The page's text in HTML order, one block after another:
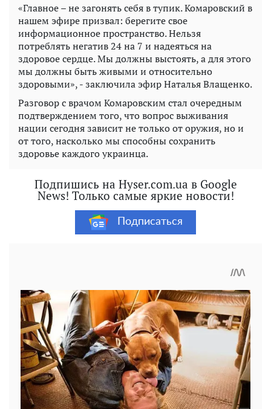
«Главное – не загонять себя в тупик. Комаровский в
нашем эфире призвал: берегите свое
информационное пространство. Нельзя
потреблять негатив 24 на 7 и надеяться на
здоровое сердце. Мы должны выстоять, а для этого
мы должны быть живыми и относительно
здоровыми», - заключила эфир Наталья Влащенко.
Разговор с врачом Комаровским стал очередным
подтверждением того, что вопрос выживания
нации сегодня зависит не только от оружия, но и
от того, насколько мы способны сохранить
здоровье каждого украинца.
Подпишись на Hyser.com.ua в Google
News! Только самые яркие новости!
Подписаться